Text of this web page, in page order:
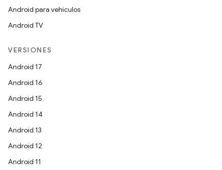
Android para vehículos
Android TV
VERSIONES
Android 17
Android 16
Android 15
Android 14
Android 13
Android 12
Android 11